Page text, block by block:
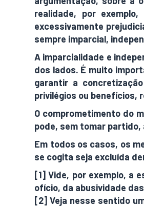
realidade, por
excessivamente
sempre imparcial,
A imparcialidade e
dos lados. É muito
garantir a
privilégios ou benefícios,
O comprometimento do
pode, sem tomar
Em todos os casos, os
se cogita seja excluída
[1] Vide, por exemplo, a
ofício, da abusividade
[2] Veja nesse sentido